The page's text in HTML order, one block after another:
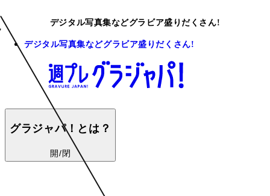
デジタル写真集などグラビア盛りだくさん!
デジタル写真集などグラビア盛りだくさん!
グラジャパ！とは？
開/閉